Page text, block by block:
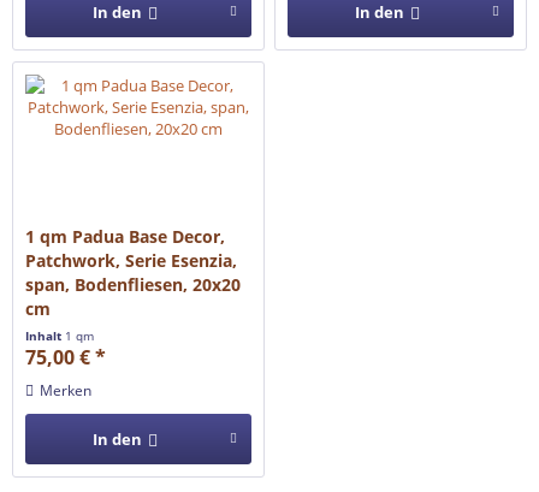
In den In den
1 qm Padua Base Decor,
Patchwork, Serie Esenzia,
span, Bodenfliesen, 20x20
cm
Inhalt 1 qm
75,00 € *
Merken
In den